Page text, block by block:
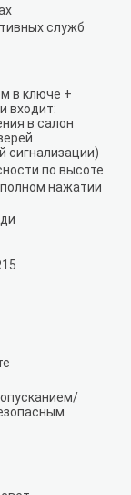
служб
в ключе +
входит:
в салон
сигнализации)
по высоте
нажатии